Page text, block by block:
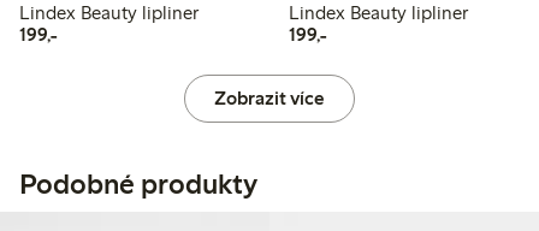
Lindex Beauty lipliner
199,-199,00 Kč
Lindex Beauty lipliner
199,-199,00 Kč
Zobrazit více
Podobné produkty